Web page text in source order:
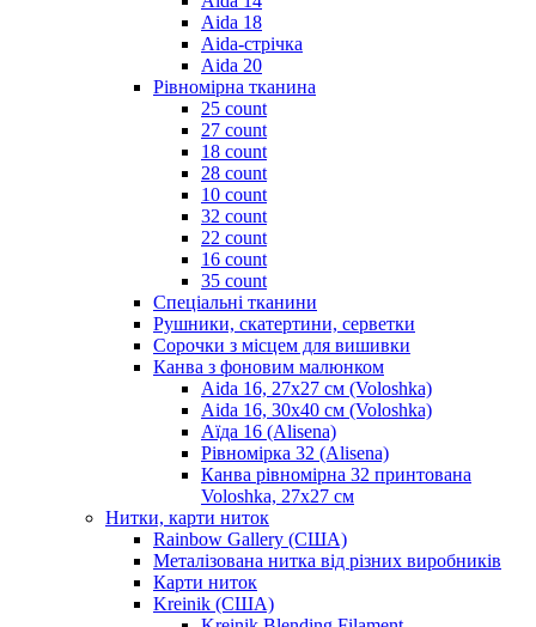
Aida 18
Aida-стрічка
Aida 20
Рівномірна тканина
25 count
27 count
18 count
28 count
10 count
32 count
22 count
16 count
35 count
Спеціальні тканини
Рушники, скатертини, серветки
Сорочки з місцем для вишивки
Канва з фоновим малюнком
Aida 16, 27х27 см (Voloshka)
Aida 16, 30х40 см (Voloshka)
Аїда 16 (Alisena)
Рівномірка 32 (Alisena)
Канва рівномірна 32 принтована
Voloshka, 27х27 см
Нитки, карти ниток
Rainbow Gallery (США)
Металізована нитка від різних виробників
Карти ниток
Kreinik (США)